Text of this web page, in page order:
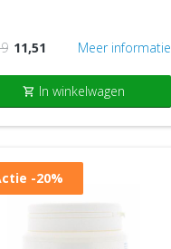
11,51 Meer informatie
shopping_cart In winkelwagen
-20%